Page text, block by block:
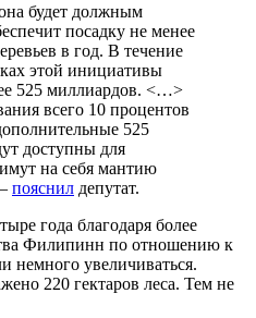
будет должным
посадку не менее
в год. В течение
этой инициативы
525 миллиардов. <…>
всего 10 процентов
525
доступны для
на себя мантию
пояснил депутат.
года благодаря более
Филипинн по отношению к
немного увеличиваться.
220 гектаров леса. Тем не